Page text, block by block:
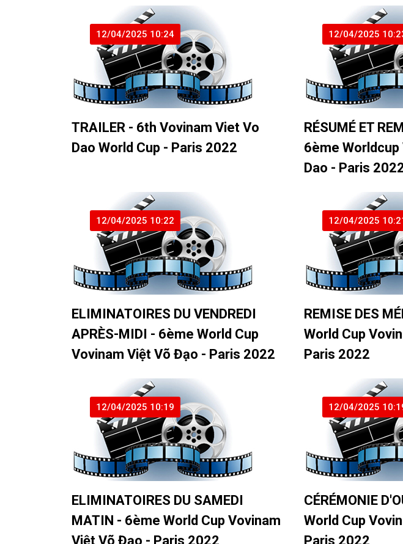
12/04/2025 10:24
TRAILER - 6th Vovinam Viet Vo
Dao World Cup - Paris 2022
12/04/2025
RÉSUMÉ ET
6ème
Dao - Paris
12/04/2025 10:22
ELIMINATOIRES DU VENDREDI
APRÈS-MIDI - 6ème World Cup
Vovinam Việt Võ Đạo - Paris 2022
12/04/2025
REMISE DES
World Cup
Paris 2022
12/04/2025 10:19
ELIMINATOIRES DU SAMEDI
MATIN - 6ème World Cup Vovinam
Việt Võ Đạo - Paris 2022
12/04/2025
CÉRÉMONIE
World Cup
Paris 2022